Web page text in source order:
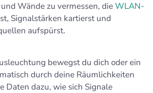
Wände zu vermessen, dieWLAN-
Signalstärken kartierst und
aufspürst.
bewegst du dich oder ein
durch deine Räumlichkeiten
Daten dazu, wie sich Signale